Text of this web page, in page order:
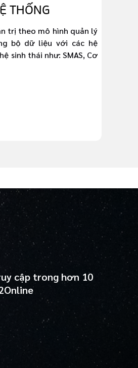
THỐNG
trị theo mô hình quản lý
bộ dữ liệu với các hệ
sinh thái như: SMAS, Cơ
cập trong hơn 10